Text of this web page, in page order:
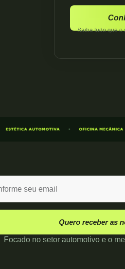
Saiba tudo que o
Quero receber as
Focado no setor automotivo e o